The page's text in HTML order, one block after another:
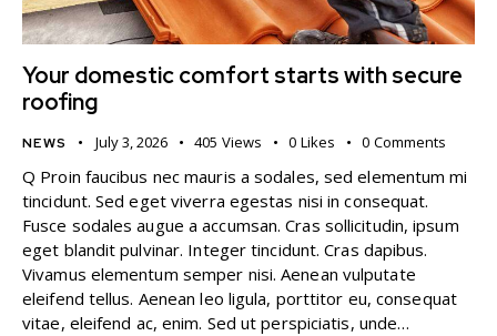
Your domestic comfort starts with secure
roofing
NEWS July 3, 2026 405 Views 0 Likes 0 Comments
Q Proin faucibus nec mauris a sodales, sed elementum mi
tincidunt. Sed eget viverra egestas nisi in consequat.
Fusce sodales augue a accumsan. Cras sollicitudin, ipsum
eget blandit pulvinar. Integer tincidunt. Cras dapibus.
Vivamus elementum semper nisi. Aenean vulputate
eleifend tellus. Aenean leo ligula, porttitor eu, consequat
vitae, eleifend ac, enim. Sed ut perspiciatis, unde…